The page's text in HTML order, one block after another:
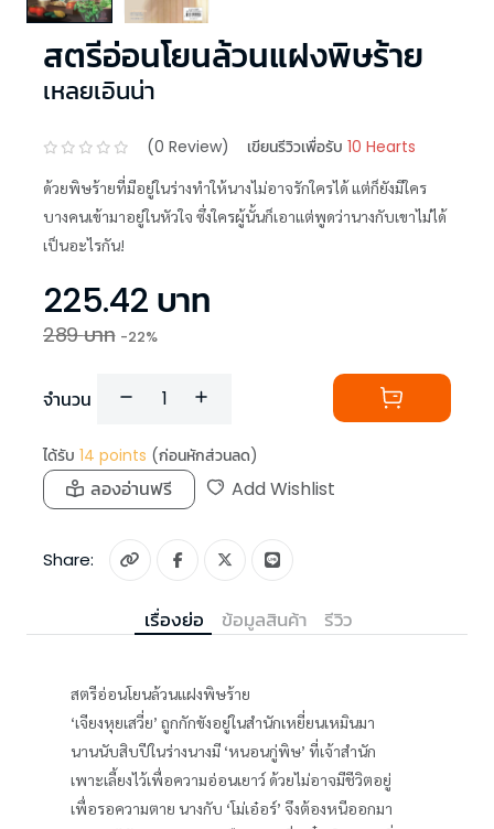
สตรีอ่อนโยนล้วนแฝงพิษร้าย
เหลยเอินน่า
(0 Review) เขียนรีวิวเพื่อรับ 10 Hearts
ด้วยพิษร้ายที่มีอยู่ในร่างทำให้นางไม่อาจรักใครได้ แต่ก็ยังมีใคร
บางคนเข้ามาอยู่ในหัวใจ ซึ่งใครผู้นั้นก็เอาแต่พูดว่านางกับเขาไม่ได้
เป็นอะไรกัน!
225.42 บาท
289บาท -22%
จำนวน
ได้รับ 14 points (ก่อนหักส่วนลด)
ลองอ่านฟรี Add Wishlist
Share:
เรื่องย่อ ข้อมูลสินค้า รีวิว
สตรีอ่อนโยนล้วนแฝงพิษร้าย
‘เจียงหุยเสวี่ย’ ถูกกักขังอยู่ในสำนักเหยี่ยนเหมินมา
นานนับสิบปีในร่างนางมี ‘หนอนกู่พิษ’ ที่เจ้าสำนัก
เพาะเลี้ยงไว้เพื่อความอ่อนเยาว์ ด้วยไม่อาจมีชีวิตอยู่
เพื่อรอความตาย นางกับ ‘โม่เอ๋อร์’ จึงต้องหนีออกมา